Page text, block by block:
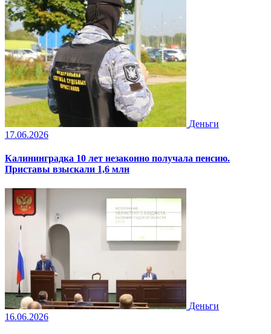
Деньги
17.06.2026
Калининградка 10 лет незаконно получала пенсию.
Приставы взыскали 1,6 млн
Деньги
16.06.2026